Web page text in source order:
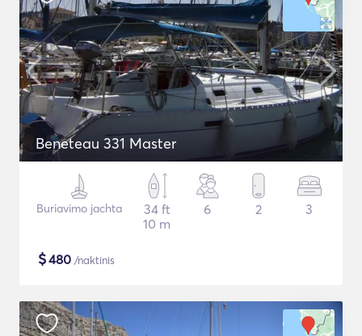
Beneteau 331 Master
Buriavimo jachta
34 ft
10 m
6 2 3
$480 /naktinis